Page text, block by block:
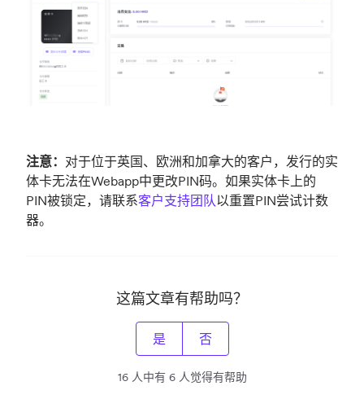
注意： 对于位于英国、欧洲和加拿大的客户，发行的实
体卡无法在Webapp中更改PIN码。如果实体卡上的
PIN被锁定，请联系客户支持团队以重置PIN尝试计数
器。
这篇文章有帮助吗？
是 否
16 人中有 6 人觉得有帮助